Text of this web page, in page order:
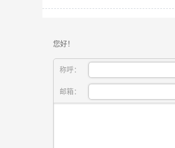
您好！
称呼：
邮箱：